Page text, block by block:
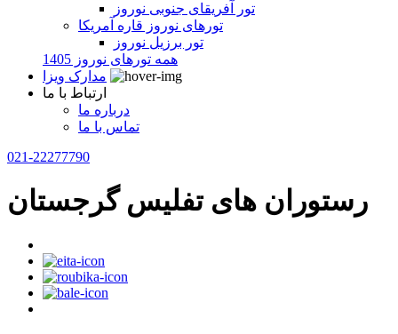
تور آفریقای جنوبی نوروز
تورهای نوروز قاره آمریکا
تور برزیل نوروز
همه تورهای نوروز 1405
مدارک ویزا
ارتباط با ما
درباره ما
تماس با ما
021-22277790
رستوران های تفلیس گرجستان